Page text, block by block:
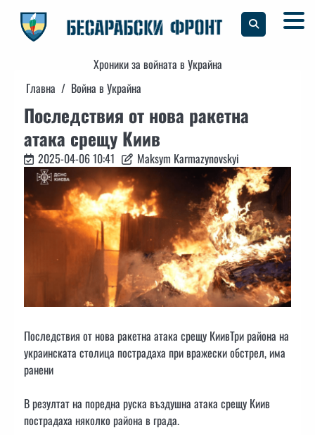
content
Хроники за войната в Украйна
Главна
Война в Украйна
Последствия от нова ракетна
атака срещу Киив
2025-04-06 10:41 Maksym Karmazynovskyi
Последствия от нова ракетна атака срещу КиивТри района на
украинската столица пострадаха при вражески обстрел, има
ранени
В резултат на поредна руска въздушна атака срещу Киив
пострадаха няколко района в града.